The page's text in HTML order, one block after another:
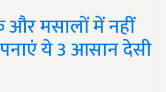
और मसालों में नहीं
ये 3 आसान देसी